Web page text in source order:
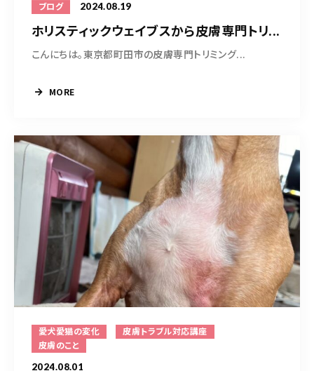
ブログ 2024.08.19
ホリスティックウェイブスから皮膚専門トリ...
こんにちは。東京都町田市の皮膚専門トリミング...
MORE
愛犬愛猫の変化
皮膚トラブル対応講座
皮膚のこと
2024.08.01